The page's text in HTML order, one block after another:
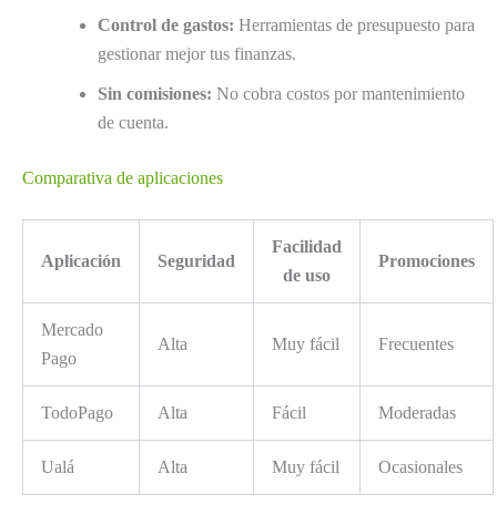
Control de gastos: Herramientas de presupuesto para
gestionar mejor tus finanzas.
Sin comisiones: No cobra costos por mantenimiento
de cuenta.
Comparativa de aplicaciones
Aplicación Seguridad
Facilidad
de uso
Promociones
Mercado
Pago
Alta Muy fácil Frecuentes
TodoPago Alta Fácil Moderadas
Ualá Alta Muy fácil Ocasionales